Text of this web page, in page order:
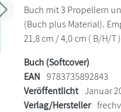
WeiterBuch mit 3 Propellern
(Buch plus Material).
21,8 cm / 4,0 cm ( B/H/T )
Buch (Softcover)
EAN 9783735892843
Veröffentlicht Januar
Verlag/Hersteller